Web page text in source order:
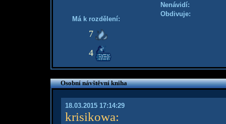
Má k rozdělení:
7
4
Nenávidí:
Obdivuje:
Osobní návštěvní kniha
18.03.2015 17:14:29
krisikowa: